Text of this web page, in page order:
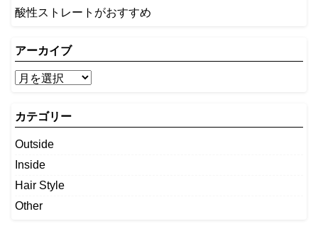
酸性ストレートがおすすめ
アーカイブ
カテゴリー
Outside
Inside
Hair Style
Other